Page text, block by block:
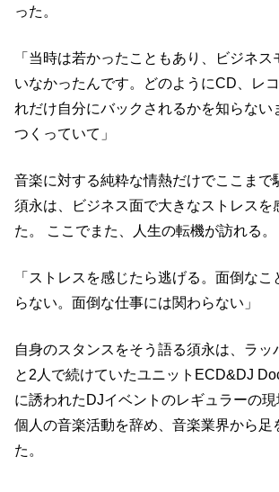
った。
「当時は若かったこともあり、ビジネス
いなかったんです。どのようにCD、レ
れだけ自分にバックされるかを知らない
つくっていて」
音楽に対する純粋な情熱だけでここまで
須永は、ビジネス面で大きなストレスを
た。 ここでまた、人生の転機が訪れる。
「ストレスを感じたら逃げる。面倒な
らない。面倒な仕事には関わらない」
自身のスタンスをそう語る須永は、ラッ
と2人で続けていたユニットECD&DJ
に誘われたDJイベントのレギュラーの
個人の音楽活動を辞め、音楽業界から足
た。